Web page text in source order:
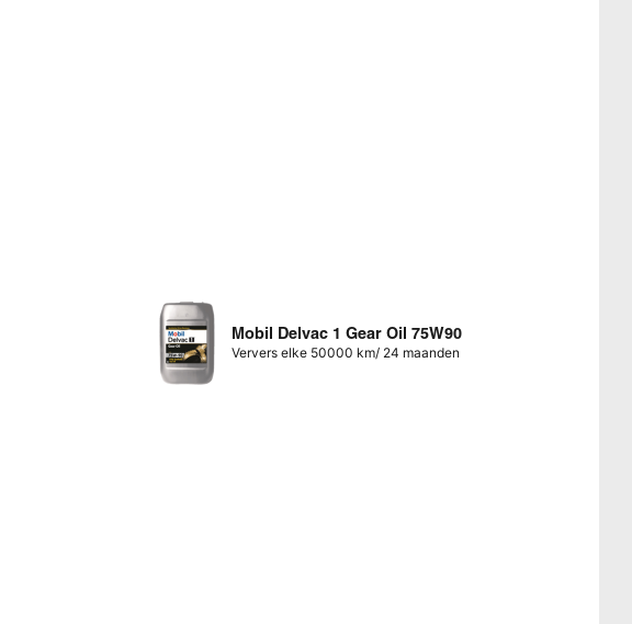
Mobil Delvac 1 Gear Oil 75W90
Ververs elke 50000 km/ 24 maanden